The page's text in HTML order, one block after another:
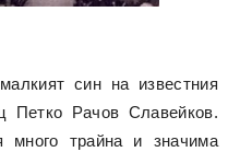
син на известния
Петко Рачов Славейков.
много трайна и значима